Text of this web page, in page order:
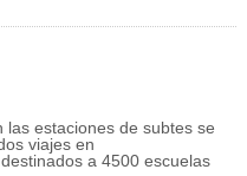
las estaciones de subtes se
viajes en
a 4500 escuelas